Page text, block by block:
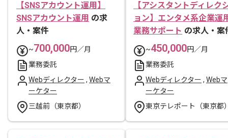
【SNSアカウント運用】
SNSアカウント運用 の求
人・案件
~700,000円／月
業務委託
Webディレクター , Webマ
ーケター
三越前（東京都）
【アシスタントディレク
ョン】エンタメ系企業運
業務サポート の求人・案
~450,000円／月
業務委託
Webディレクター , Webマ
ーケター
東京テレポート（東京都